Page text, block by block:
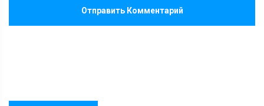
Отправить Комментарий